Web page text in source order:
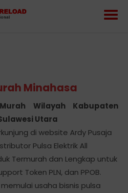
Minahasa
Wilayah Kabupaten
Utara
di website Ardy Pusaja
Pulsa Elektrik All
Termurah dan Lengkap untuk
Token PLN, dan PPOB.
usaha bisnis pulsa